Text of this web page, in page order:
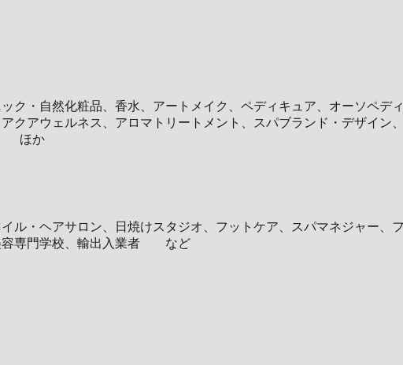
ク・自然化粧品、香水、アートメイク、ペディキュア、オーソペデ
クアウェルネス、アロマトリートメント、スパブランド・デザイ
ほか
ル・ヘアサロン、日焼けスタジオ、フットケア、スパマネジャー、
容専門学校、輸出入業者 など